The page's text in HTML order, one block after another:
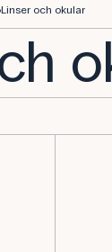
Linser och okular